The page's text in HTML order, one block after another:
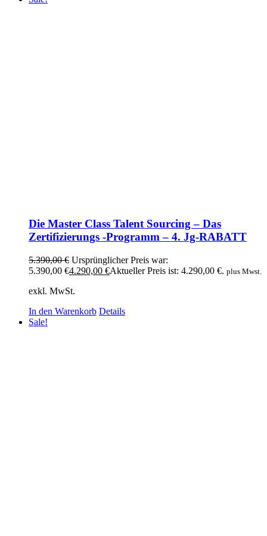
Die Master Class Talent Sourcing – Das
Zertifizierungs -Programm – 4. Jg-RABATT
5.390,00€ Ursprünglicher Preis war:
5.390,00 €4.290,00 €Aktueller Preis ist: 4.290,00 €. plus Mwst.
exkl. MwSt.
In den Warenkorb Details
Sale!